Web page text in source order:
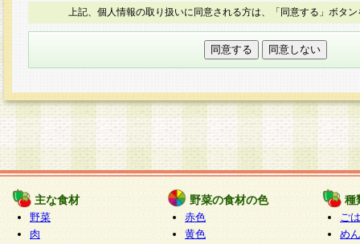
○本人が容易に認識できない方法による個人情報
本フォームでは、セッション管理のためCookie
○個人情報の第三者提供について
力いただく個人情報は第三者に提供しません。
○個人情報の委託について
個人情報の取り扱いを外部に委託する場合は、
情報管理基準を満たす企業を選定して委託を行
が行われるよう監督します。
○開示対象個人情報の開示等および問い合わせ窓口
本人からの求めにより、当社が本件により取得
上記、個人情報の取り扱いに同意される方は、「同意する」ボタ
主な食材
野菜
肉
野菜の食材の色
赤色
黄色
種
ご
めん